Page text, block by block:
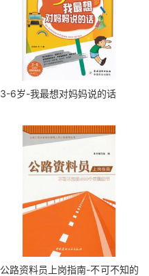
3-6岁-我最想对妈妈说的话
公路资料员上岗指南-不可不知的